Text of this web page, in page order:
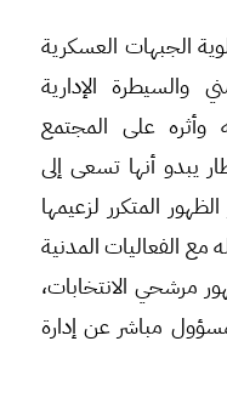
الجبهات العسكرية
والسيطرة الإدارية
وأثره على المجتمع
يبدو أنها تسعى إلى
المتكرر لزعيمها
مع الفعاليات المدنية
مرشحي الانتخابات،
مباشر عن إدارة